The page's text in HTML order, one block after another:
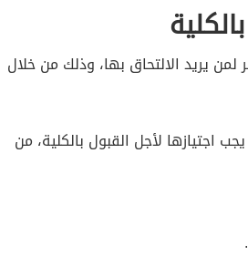
يريد الالتحاق بها، وذلك من خلال
اجتيازها لأجل القبول بالكلية، من